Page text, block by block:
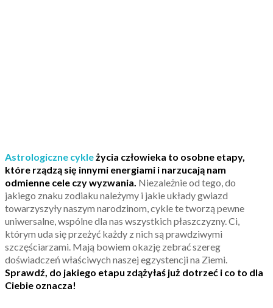
Astrologiczne cykleżycia człowieka to osobne etapy,
które rządzą się innymi energiami i narzucają nam
odmienne cele czy wyzwania. Niezależnie od tego, do
jakiego znaku zodiaku należymy i jakie układy gwiazd
towarzyszyły naszym narodzinom, cykle te tworzą pewne
uniwersalne, wspólne dla nas wszystkich płaszczyzny. Ci,
którym uda się przeżyć każdy z nich są prawdziwymi
szczęściarzami. Mają bowiem okazję zebrać szereg
doświadczeń właściwych naszej egzystencji na Ziemi.
Sprawdź, do jakiego etapu zdążyłaś już dotrzeć i co to dla
Ciebie oznacza!